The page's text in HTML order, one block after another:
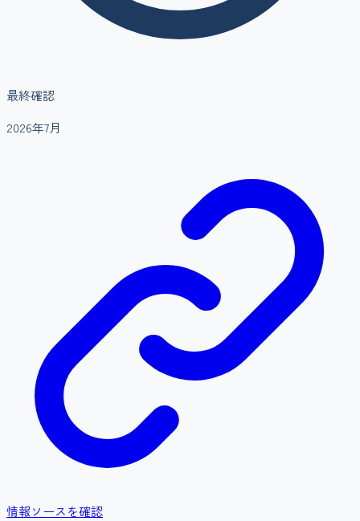
最終確認
2026年7月
情報ソースを確認